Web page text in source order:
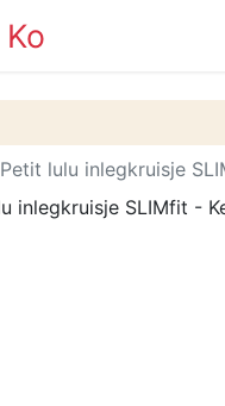
Petit lulu inlegkruisje